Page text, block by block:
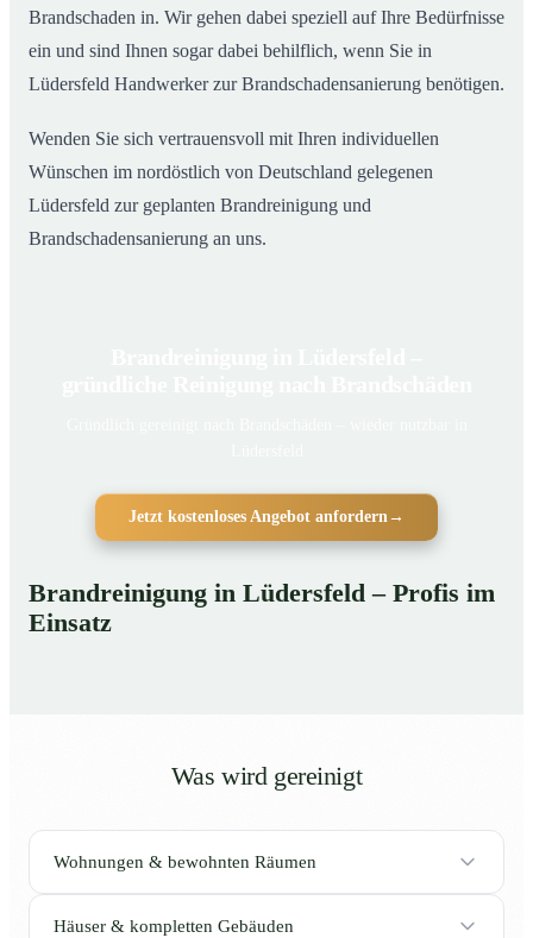
Brandschaden in. Wir gehen dabei speziell auf Ihre Bedürfnisse
ein und sind Ihnen sogar dabei behilflich, wenn Sie in
Lüdersfeld Handwerker zur Brandschadensanierung benötigen.
Wenden Sie sich vertrauensvoll mit Ihren individuellen
Wünschen im nordöstlich von Deutschland gelegenen
Lüdersfeld zur geplanten Brandreinigung und
Brandschadensanierung an uns.
Jetzt kostenloses Angebot anfordern→
Brandreinigung in Lüdersfeld – Profis im
Einsatz
Was wird gereinigt
Wohnungen & bewohnten Räumen
Häuser & kompletten Gebäuden